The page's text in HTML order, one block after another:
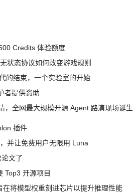
Credits 体验额度
状态协议如何改变游戏规则
的结束，一个实验室的开始
者提供资助
，全网最大规模开源 Agent 路演现场诞生
插件
并让免费用户无限用 Luna
文了
Top3 开源项目
将模型权重刻进芯片以提升推理性能